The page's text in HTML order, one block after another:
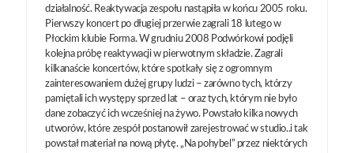
działalność. Reaktywacja zespołu nastąpiła w końcu 2005 roku.
Pierwszy koncert po długiej przerwie zagrali 18 lutego w
Płockim klubie Forma. W grudniu 2008 Podwórkowi podjęli
kolejna próbę reaktywacji w pierwotnym składzie. Zagrali
kilkanaście koncertów, które spotkały się z ogromnym
zainteresowaniem dużej grupy ludzi – zarówno tych, którzy
pamiętali ich występy sprzed lat – oraz tych, którym nie było
dane zobaczyć ich wcześniej na żywo. Powstało kilka nowych
utworów, które zespół postanowił zarejestrować w studio..i tak
powstał materiał na nową płytę. „Na pohybel” przez niektórych